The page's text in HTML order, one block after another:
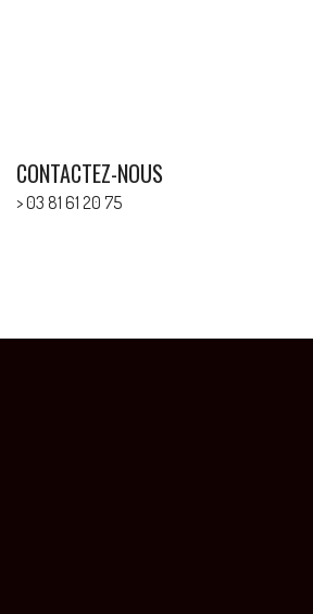
CONTACTEZ-NOUS
> 03 81 61 20 75